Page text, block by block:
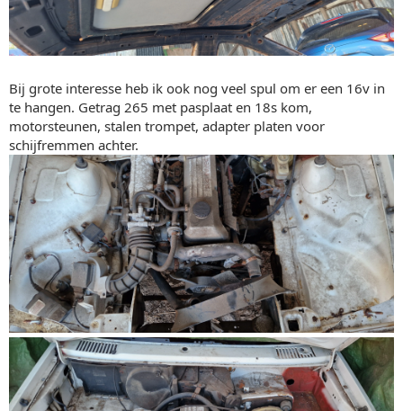
Bij grote interesse heb ik ook nog veel spul om er een 16v in
te hangen. Getrag 265 met pasplaat en 18s kom,
motorsteunen, stalen trompet, adapter platen voor
schijfremmen achter.